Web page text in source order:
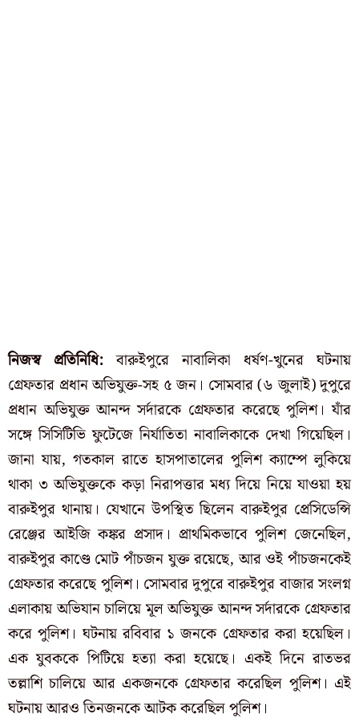
নিজস্ব প্রতিনিধি:বারুইপুরে নাবালিকা ধর্ষণ-খুনের ঘটনায়
গ্রেফতার প্রধান অভিযুক্ত-সহ ৫ জন। সোমবার (৬ জুলাই) দুপুরে
প্রধান অভিযুক্ত আনন্দ সর্দারকে গ্রেফতার করেছে পুলিশ। যাঁর
সঙ্গে সিসিটিভি ফুটেজে নির্যাতিতা নাবালিকাকে দেখা গিয়েছিল।
জানা যায়, গতকাল রাতে হাসপাতালের পুলিশ ক্যাম্পে লুকিয়ে
থাকা ৩ অভিযুক্তকে কড়া নিরাপত্তার মধ্য দিয়ে নিয়ে যাওয়া হয়
বারুইপুর থানায়। যেখানে উপস্থিত ছিলেন বারুইপুর প্রেসিডেন্সি
রেঞ্জের আইজি কঙ্কর প্রসাদ। প্রাথমিকভাবে পুলিশ জেনেছিল,
বারুইপুর কাণ্ডে মোট পাঁচজন যুক্ত রয়েছে, আর ওই পাঁচজনকেই
গ্রেফতার করেছে পুলিশ। সোমবার দুপুরে বারুইপুর বাজার সংলগ্ন
এলাকায় অভিযান চালিয়ে মূল অভিযুক্ত আনন্দ সর্দারকে গ্রেফতার
করে পুলিশ।ঘটনায় রবিবার ১ জনকে গ্রেফতার করা হয়েছিল।
এক যুবককে পিটিয়ে হত্যা করা হয়েছে। একই দিনে রাতভর
তল্লাশি চালিয়ে আর একজনকে গ্রেফতার করেছিল পুলিশ। এই
ঘটনায় আরও তিনজনকে আটক করেছিল পুলিশ।